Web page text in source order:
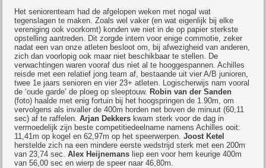
Het seniorenteam had de afgelopen weken met nogal wat
tegenslagen te maken. Zoals wel vaker (en wat eigenlijk bij elke
vereniging ook voorkomt) konden we niet in de op papier sterkste
opstelling aantreden. Dit zorgde intern voor enige commotie, zeker
nadat een van onze atleten besloot om, bij afwezigheid van anderen,
zich dan voorlopig ook maar niet beschikbaar te stellen. De
verwachtingen waren vooraf dus niet al te hooggespannen. Achilles
reisde met een relatief jong team af, bestaande uit vier A/B junioren,
twee 1e jaars senioren en vier 23+ atleten. Logischerwijs nam vooral
de ‘oude garde’ de ploeg op sleeptouw. Robin van der Sanden
(foto) haalde met enig fortuin bij het hoogspringen de 1.90m, om
vervolgens als invaller de 400m horden net boven de minuut (60,11
sec) af te raffelen.Arjan Dekkers kwam sterk voor de dag in
vermoedelijk zijn beste competitiedeelname namens Achilles ooit:
11,41m op kogel en 62,97m op het speerwerpen.Joost Ketel
herstelde zich na een mindere eerste wedstrijd sterk met een 200m
van 23,74 sec.Alex Heijnemans liep een voor hem keurige 400m
van 56,00 sec en wierp de speer naar 46,80m.